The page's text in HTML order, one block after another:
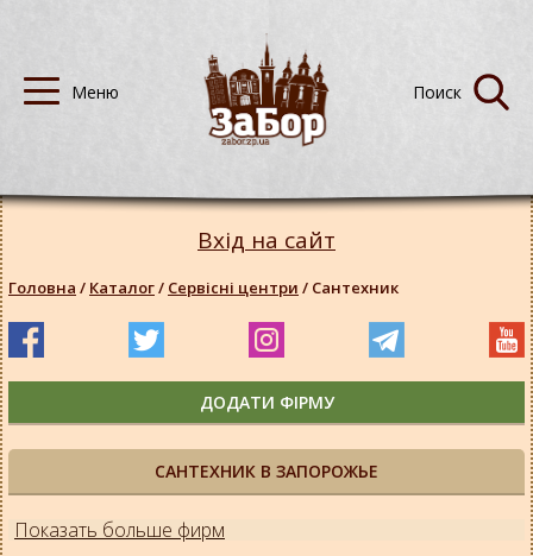
САНТЕХНИК В ЗАПОРОЖЬЕ
Показать больше фирм
Вхід на сайт
Головна / Каталог/ Сервісні центри / Сантехник
ДОДАТИ ФІРМУ